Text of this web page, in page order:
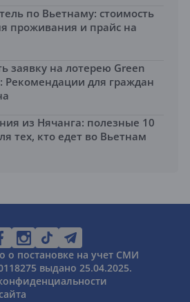
по Вьетнаму: стоимость
проживания и прайс на
заявку на лотерею Green
Рекомендации для граждан
из Нячанга: полезные 10
тех, кто едет во Вьетнам
о постановке на учет СМИ
выдано 25.04.2025.